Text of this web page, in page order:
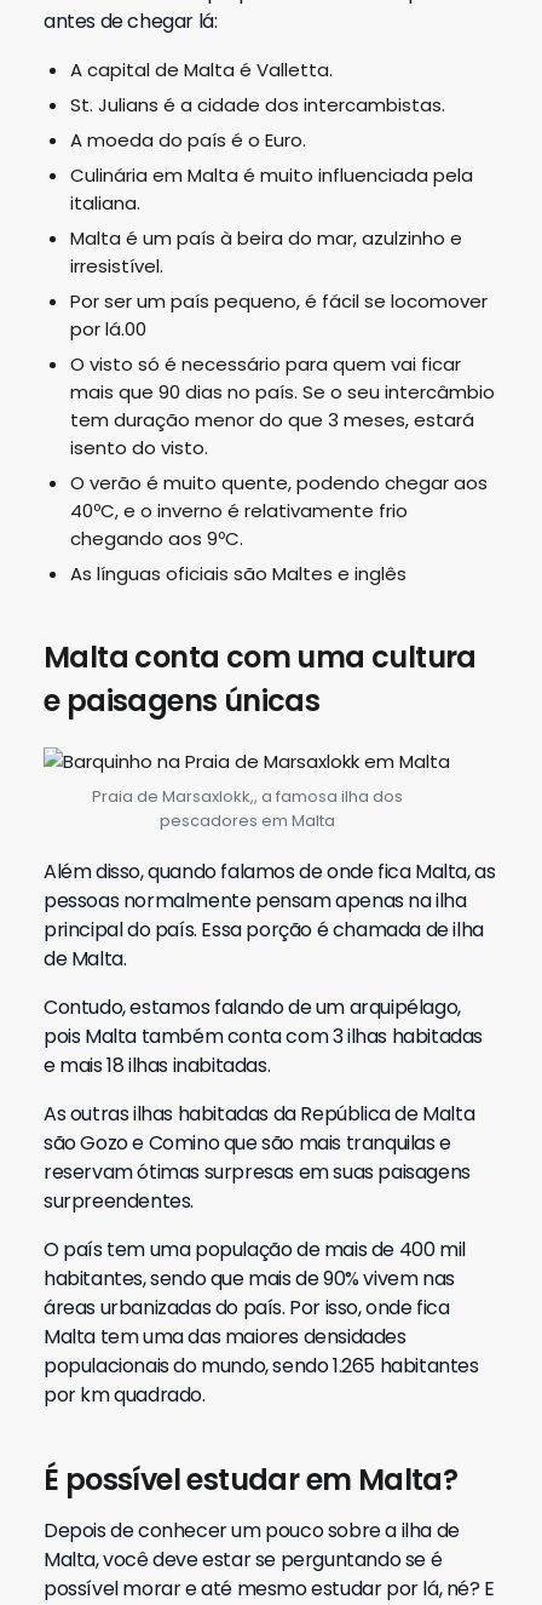
antes de chegar lá:
A capital de Malta é Valletta.
St. Julians é a cidade dos intercambistas.
A moeda do país é o Euro.
Culinária em Malta é muito influenciada pela
italiana.
Malta é um país à beira do mar, azulzinho e
irresistível.
Por ser um país pequeno, é fácil se locomover
por lá.00
O visto só é necessário para quem vai ficar
mais que 90 dias no país. Se o seu intercâmbio
tem duração menor do que 3 meses, estará
isento do visto.
O verão é muito quente, podendo chegar aos
40ºC, e o inverno é relativamente frio
chegando aos 9ºC.
As línguas oficiais são Maltes e inglês
Malta conta com uma cultura
e paisagens únicas
Praia de Marsaxlokk,, a famosa ilha dos
pescadores em Malta
Além disso, quando falamos de onde fica Malta, as
pessoas normalmente pensam apenas na ilha
principal do país. Essa porção é chamada de ilha
de Malta.
Contudo, estamos falando de um arquipélago,
pois Malta também conta com 3 ilhas habitadas
e mais 18 ilhas inabitadas.
As outras ilhas habitadas da República de Malta
são Gozo e Comino que são mais tranquilas e
reservam ótimas surpresas em suas paisagens
surpreendentes.
O país tem uma população de mais de 400 mil
habitantes, sendo que mais de 90% vivem nas
áreas urbanizadas do país. Por isso, onde fica
Malta tem uma das maiores densidades
populacionais do mundo, sendo 1.265 habitantes
por km quadrado.
É possível estudar em Malta?
Depois de conhecer um pouco sobre a ilha de
Malta, você deve estar se perguntando se é
possível morar e até mesmo estudar por lá, né? E